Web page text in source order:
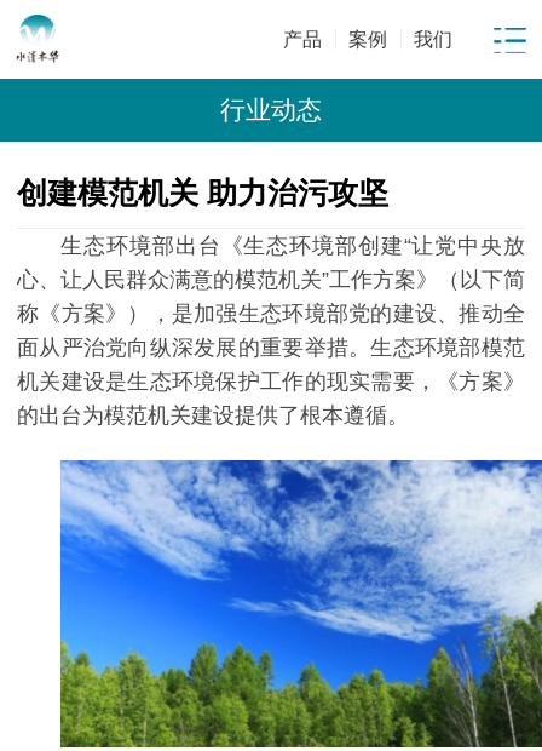
产品 案例 我们
行业动态
创建模范机关 助力治污攻坚
生态环境部出台《生态环境部创建“让党中央放
心、让人民群众满意的模范机关”工作方案》（以下简
称《方案》），是加强生态环境部党的建设、推动全
面从严治党向纵深发展的重要举措。生态环境部模范
机关建设是生态环境保护工作的现实需要，《方案》
的出台为模范机关建设提供了根本遵循。